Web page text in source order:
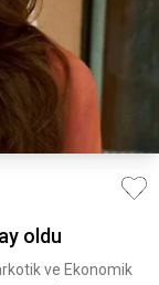
oldu
ve Ekonomik